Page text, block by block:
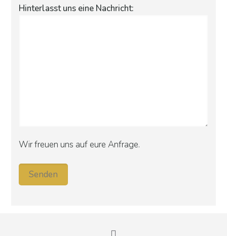
Hinterlasst uns eine Nachricht:
Wir freuen uns auf eure Anfrage.